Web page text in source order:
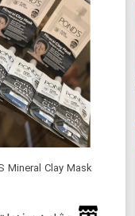
Mineral Clay Mask